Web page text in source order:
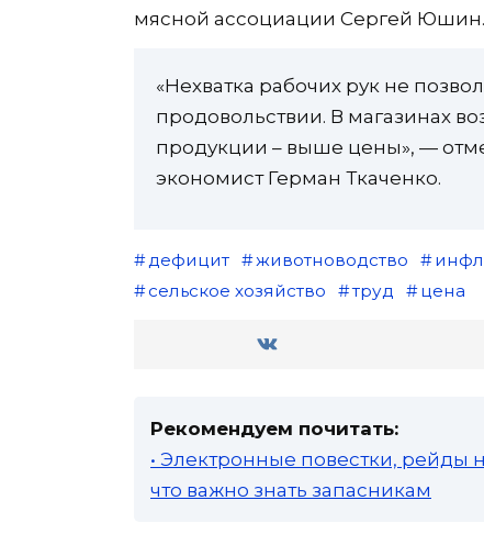
мясной ассоциации Сергей Юшин.
«Нехватка рабочих рук не
продовольствии. В магазинах
продукции – выше цены», —
экономист Герман Ткаченко.
дефицит животноводство
сельское хозяйство
труд цена
Рекомендуем почитать:
• Электронные повестки, рейды
что важно знать запасникам